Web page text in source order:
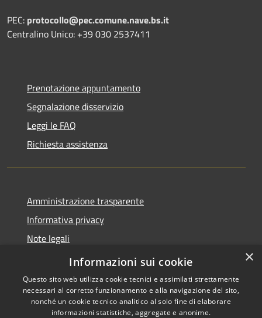
PEC: protocollo@pec.comune.nave.bs.it
Centralino Unico: +39 030 2537411
Prenotazione appuntamento
Segnalazione disservizio
Leggi le FAQ
Richiesta assistenza
Amministrazione trasparente
Informativa privacy
Note legali
Dichiarazione di accessibilità
×
Informazioni sui cookie
Questo sito web utilizza cookie tecnici e assimilati strettamente
necessari al corretto funzionamento e alla navigazione del sito,
nonché un cookie tecnico analitico al solo fine di elaborare
informazioni statistiche, aggregate e anonime.